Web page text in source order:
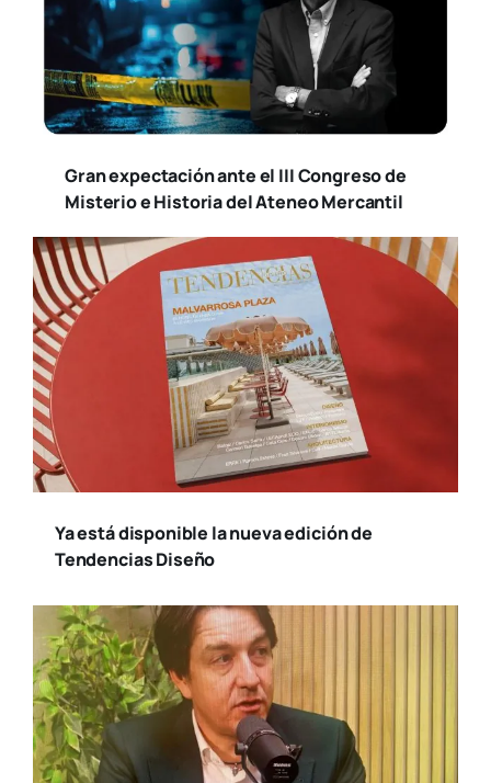
Gran expectación ante el III Congreso de
Misterio e Historia del Ateneo Mercantil
Ya está disponible la nueva edición de
Tendencias Diseño